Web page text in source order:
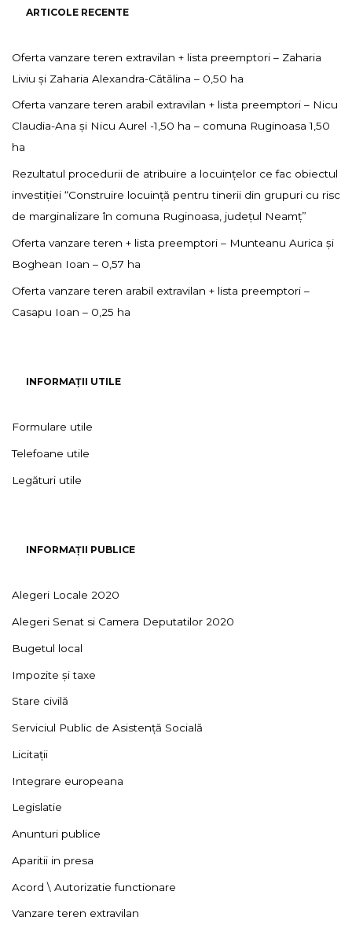
ARTICOLE RECENTE
Oferta vanzare teren extravilan + lista preemptori – Zaharia
Liviu și Zaharia Alexandra-Cătălina – 0,50 ha
Oferta vanzare teren arabil extravilan + lista preemptori – Nicu
Claudia-Ana și Nicu Aurel -1,50 ha – comuna Ruginoasa 1,50
ha
Rezultatul procedurii de atribuire a locuințelor ce fac obiectul
investiției “Construire locuință pentru tinerii din grupuri cu risc
de marginalizare în comuna Ruginoasa, județul Neamț”
Oferta vanzare teren + lista preemptori – Munteanu Aurica și
Boghean Ioan – 0,57 ha
Oferta vanzare teren arabil extravilan + lista preemptori –
Casapu Ioan – 0,25 ha
INFORMAȚII UTILE
Formulare utile
Telefoane utile
Legături utile
INFORMAȚII PUBLICE
Alegeri Locale 2020
Alegeri Senat si Camera Deputatilor 2020
Bugetul local
Impozite și taxe
Stare civilă
Serviciul Public de Asistență Socială
Licitații
Integrare europeana
Legislatie
Anunturi publice
Aparitii in presa
Acord \ Autorizatie functionare
Vanzare teren extravilan